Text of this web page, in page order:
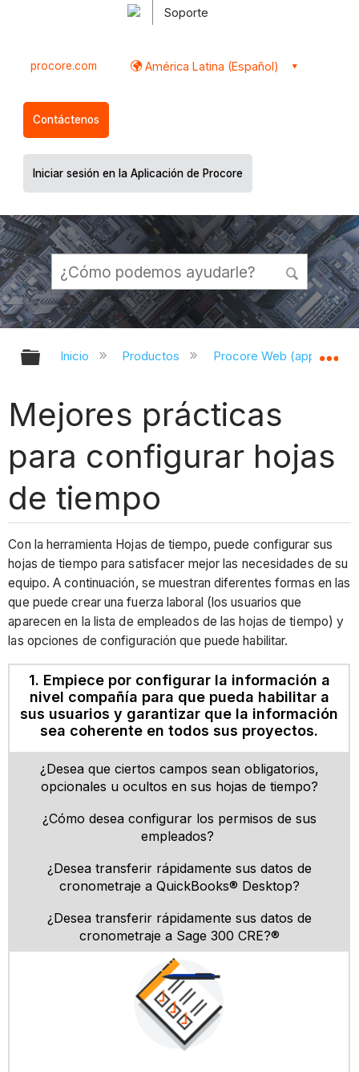
Soporte
procore.com América Latina (Español)
Contáctenos
Iniciar sesión en la Aplicación de Procore
Expandir/contraer jerarquía global
Inicio Productos Procore Web
Mejores prácticas
para configurar hojas
de tiempo
Con la herramienta Hojas de tiempo, puede configurar sus
hojas de tiempo para satisfacer mejor las necesidades de su
equipo. A continuación, se muestran diferentes formas en las
que puede crear una fuerza laboral (los usuarios que
aparecen en la lista de empleados de las hojas de tiempo) y
las opciones de configuración que puede habilitar.
1. Empiece por configurar la información a
nivel compañía para que pueda habilitar a
sus usuarios y garantizar que la información
sea coherente en todos sus proyectos.
¿Desea que ciertos campos sean obligatorios,
opcionales u ocultos en sus hojas de tiempo?
¿Cómo desea configurar los permisos de sus
empleados?
¿Desea transferir rápidamente sus datos de
cronometraje a QuickBooks® Desktop?
¿Desea transferir rápidamente sus datos de
cronometraje a Sage 300 CRE?®